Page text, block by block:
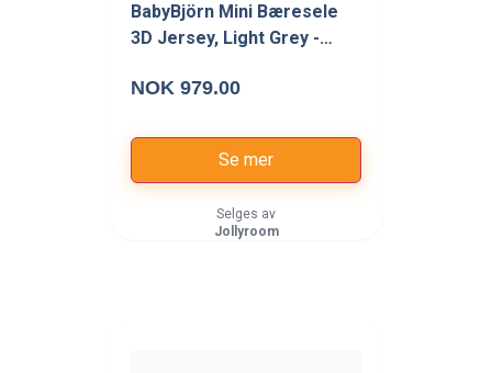
BabyBjörn Mini Bæresele
3D Jersey, Light Grey -
NOK 979.00
Se mer
Selges av
Jollyroom